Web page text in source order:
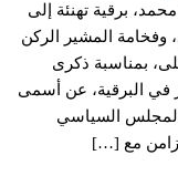
برقية تهنئة إلى
وفخامة المشير الركن
بمناسبة ذكرى
في البرقية، عن أسمى
المجلس السياسي
مع […]